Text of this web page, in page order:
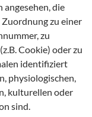
die
zu einer
zu
Cookie) oder zu
identifiziert
physiologischen,
kulturellen oder
sind.